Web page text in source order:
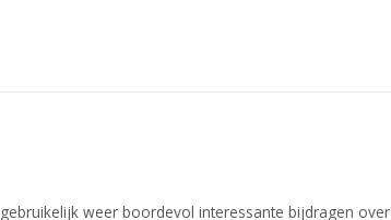
weer boordevol interessante bijdragen over